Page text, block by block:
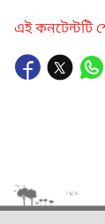
এই কনটেন্টটি